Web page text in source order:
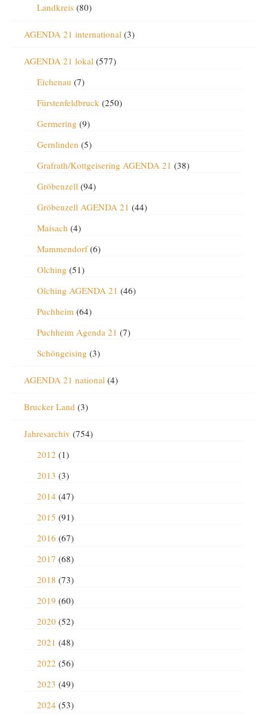
Landkreis(80)
AGENDA 21 international (3)
AGENDA 21 lokal (577)
Eichenau (7)
Fürstenfeldbruck (250)
Germering (9)
Gernlinden (5)
Grafrath/Kottgeisering AGENDA 21 (38)
Gröbenzell (94)
Gröbenzell AGENDA 21 (44)
Maisach (4)
Mammendorf(6)
Olching (51)
Olching AGENDA 21 (46)
Puchheim (64)
Puchheim Agenda 21 (7)
Schöngeising (3)
AGENDA 21 national (4)
Brucker Land (3)
Jahresarchiv (754)
2012 (1)
2013 (3)
2014 (47)
2015 (91)
2016 (67)
2017 (68)
2018 (73)
2019 (60)
2020 (52)
2021 (48)
2022 (56)
2023 (49)
2024 (53)